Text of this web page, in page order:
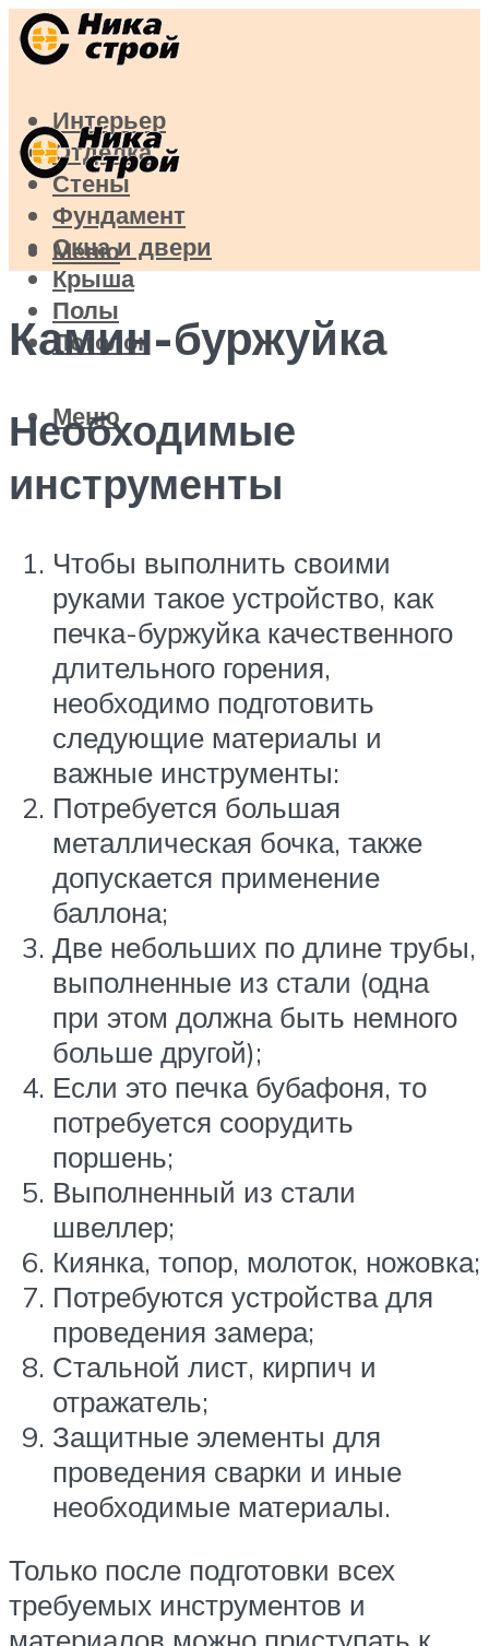
Интерьер
Отделка
Стены
Фундамент
Окна и двери
Крыша
Полы
Потолок
Меню
Меню
Камин-буржуйка
Необходимые
инструменты
Чтобы выполнить своими
руками такое устройство, как
печка-буржуйка качественного
длительного горения,
необходимо подготовить
следующие материалы и
важные инструменты:
Потребуется большая
металлическая бочка, также
допускается применение
баллона;
Две небольших по длине трубы,
выполненные из стали (одна
при этом должна быть немного
больше другой);
Если это печка бубафоня, то
потребуется соорудить
поршень;
Выполненный из стали
швеллер;
Киянка, топор, молоток, ножовка;
Потребуются устройства для
проведения замера;
Стальной лист, кирпич и
отражатель;
Защитные элементы для
проведения сварки и иные
необходимые материалы.
Только после подготовки всех
требуемых инструментов и